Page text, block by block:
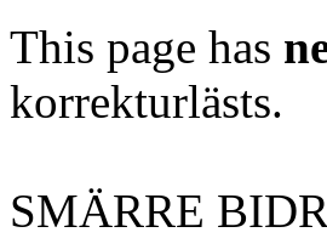
This page has
korrekturlästs.
SMÄRRE